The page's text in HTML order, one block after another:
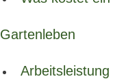
Gartenleben
Arbeitsleistung